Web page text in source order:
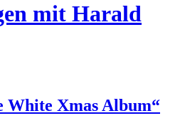
mit Harald
White Xmas Album“